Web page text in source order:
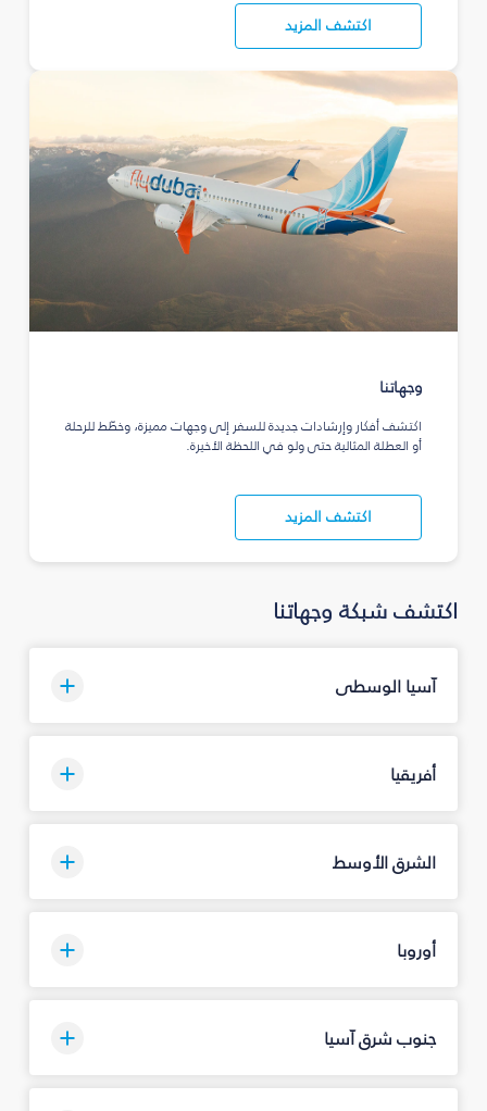
اكتشف المزيد
وجهاتنا
اكتشف أفكار وإرشادات جديدة للسفر إلى وجهات مميزة، وخطّط للرحلة
أو العطلة المثالية حتى ولو في اللحظة الأخيرة.
اكتشف المزيد
اكتشف شبكة وجهاتنا
آسيا الوسطى
أفريقيا
الشرق الأوسط
أوروبا
جنوب شرق آسيا